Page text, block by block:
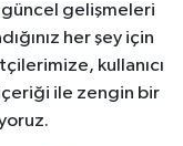
güncel gelişmeleri
her şey için
kullanıcı
ile zengin bir